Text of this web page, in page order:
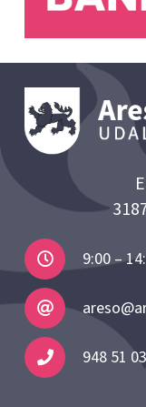
9:00 –
948 51